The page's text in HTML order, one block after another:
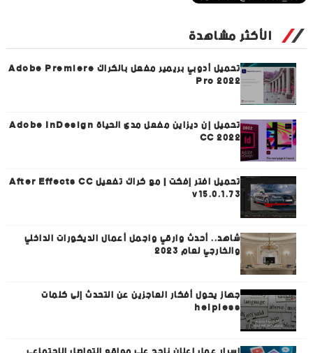
الأكثر مشاهدة
تحميل أدوبي بريمير مفعل بالكراك Adobe Premiere
Pro 2022
تحميل إن ديزاين مفعل مدى الحياة Adobe InDesign
CC 2022
تحميل افتر إفكت | مع كراك تفعيل After Effects CC
v15.0.1.73
شاهد.. أحدث وارقي واجمل أعمال الديكورات الداخلي
والخارجي لعام 2023
جهاز يحول أفكار العاجزين عن التحدث إلى كلمات
helpless